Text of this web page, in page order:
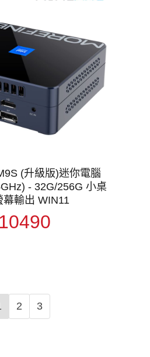
(升級版)迷你電腦
- 32G/256G 小桌
幕輸出 WIN11
2 3